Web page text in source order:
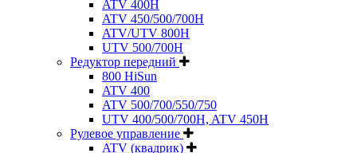
ATV 400H
ATV 450/500/700H
ATV/UTV 800H
UTV 500/700H
Редуктор передний
800 HiSun
ATV 400
ATV 500/700/550/750
UTV 400/500/700H, ATV 450H
Рулевое управление
ATV (квадрик)